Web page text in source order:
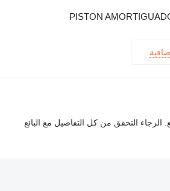
PISTON
التحقق من كل التفاصيل مع البائع